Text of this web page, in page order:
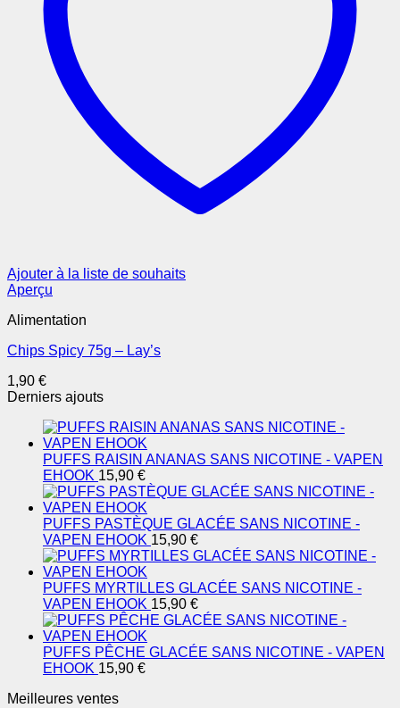
Ajouter à la liste de souhaits
Aperçu
Alimentation
Chips Spicy 75g – Lay’s
1,90 €
Derniers ajouts
PUFFS RAISIN ANANAS SANS NICOTINE - VAPEN
EHOOK 15,90 €
PUFFS PASTÈQUE GLACÉE SANS NICOTINE -
VAPEN EHOOK 15,90 €
PUFFS MYRTILLES GLACÉE SANS NICOTINE -
VAPEN EHOOK 15,90 €
PUFFS PÊCHE GLACÉE SANS NICOTINE - VAPEN
EHOOK 15,90 €
Meilleures ventes